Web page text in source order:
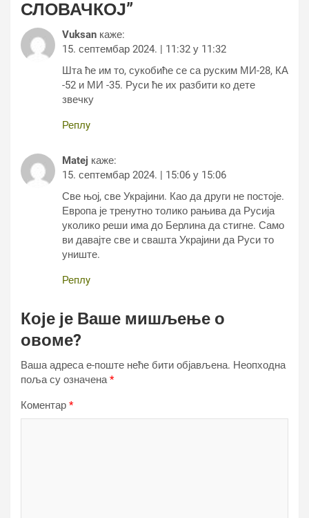
СЛОВАЧКОЈ”
Vuksan каже:
15. септембар 2024. | 11:32 у 11:32
Шта ће им то, сукобиће се са руским МИ-28, КА
-52 и МИ -35. Руси ће их разбити ко дете
звечку
Реплy
Matej каже:
15. септембар 2024. | 15:06 у 15:06
Све њој, све Украјини. Као да други не постоје.
Европа је тренутно толико рањива да Русија
уколико реши има до Берлина да стигне. Само
ви давајте све и свашта Украјини да Руси то
униште.
Реплy
Које је Ваше мишљење о
овоме?
Ваша адреса е-поште неће бити објављена. Неопходна
поља су означена*
Коментар *